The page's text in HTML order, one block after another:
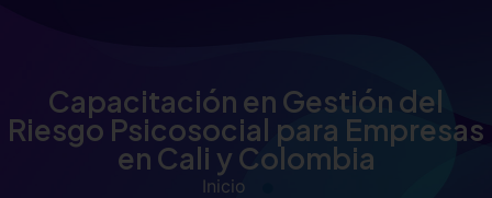
Capacitación en Gestión del
Riesgo Psicosocial para Empresas
en Cali y Colombia
Inicio